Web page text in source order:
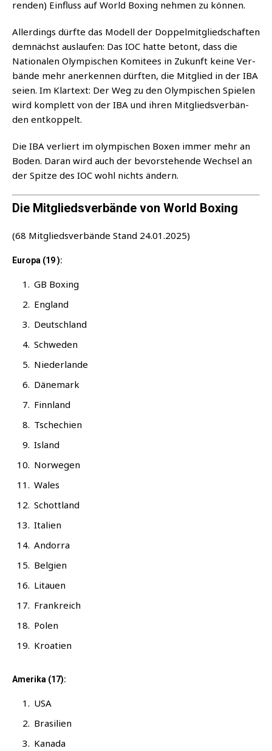
ren­den) Ein­fluss auf World Boxing neh­men zu können.
Aller­dings dürf­te das Modell der Dop­pel­mit­glied­schaf­ten
dem­nächst aus­lau­fen: Das IOC hat­te betont, dass die
Natio­na­len Olym­pi­schen Komi­tees in Zukunft kei­ne Ver­
bän­de mehr aner­ken­nen dürf­ten, die Mit­glied in der IBA
sei­en. Im Klar­text: Der Weg zu den Olym­pi­schen Spie­len
wird kom­plett von der IBA und ihren Mit­glieds­ver­bän­
den entkoppelt.
Die IBA ver­liert im olym­pi­schen Boxen immer mehr an
Boden. Dar­an wird auch der bevor­ste­hen­de Wech­sel an
der Spit­ze des IOC wohl nichts ändern.
Die Mitgliedsverbände von World Boxing
(68 Mit­glieds­ver­bän­de Stand 24.01.2025)
Europa (19 ):
GB Boxing
Eng­land
Deutsch­land
Schwe­den
Nie­der­lan­de
Däne­mark
Finn­land
Tsche­chi­en
Island
Nor­we­gen
Wales
Schott­land
Ita­li­en
Andor­ra
Bel­gi­en
Litau­en
Frank­reich
Polen
Kroa­ti­en
Amerika (17):
USA
Bra­si­li­en
Kana­da